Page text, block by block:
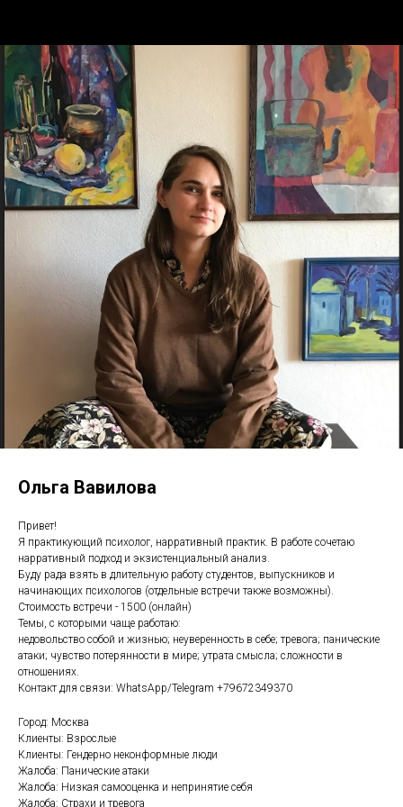
Ольга Вавилова
Привет!
Я практикующий психолог, нарративный практик. В работе сочетаю
нарративный подход и экзистенциальный анализ.
Буду рада взять в длительную работу студентов, выпускников и
начинающих психологов (отдельные встречи также возможны).
Стоимость встречи - 1500 (онлайн)
Темы, с которыми чаще работаю:
недовольство собой и жизнью; неуверенность в себе; тревога; панические
атаки; чувство потерянности в мире; утрата смысла; сложности в
отношениях.
Контакт для связи: WhatsApp/Telegram +79672349370
Город: Москва
Клиенты: Взрослые
Клиенты: Гендерно неконформные люди
Жалоба: Панические атаки
Жалоба: Низкая самооценка и непринятие себя
Жалоба: Страхи и тревога